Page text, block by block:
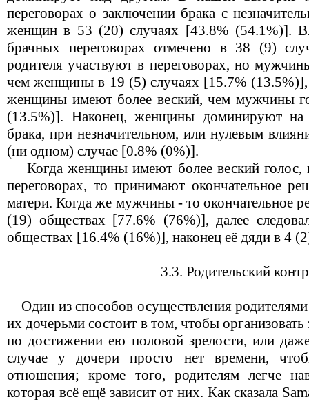
переговорах о заключении брака с
женщин в 53 (20) случаях [43.8% (54.1%)].
брачных переговорах отмечено в 38 (9)
родителя участвуют в переговорах, но
чем женщины в 19 (5) случаях [15.7% (13.5%)],
женщины имеют более веский, чем мужчины
(13.5%)]. Наконец, женщины доминируют на
брака, при незначительном, или нулевым
(ни одном) случае [0.8% (0%)].
Когда женщины имеют более веский голос,
переговорах, то принимают окончательное
матери. Когда же мужчины - то окончательное
(19) обществах [77.6% (76%)], далее
обществах [16.4% (16%)], наконец её дяди в 4
3.3. Родительский
Один из способов осуществления
их дочерьми состоит в том, чтобы
по достижении ею половой зрелости, или
случае у дочери просто нет времени,
отношения; кроме того, родителям легче
которая всё ещё зависит от них. Как сказала